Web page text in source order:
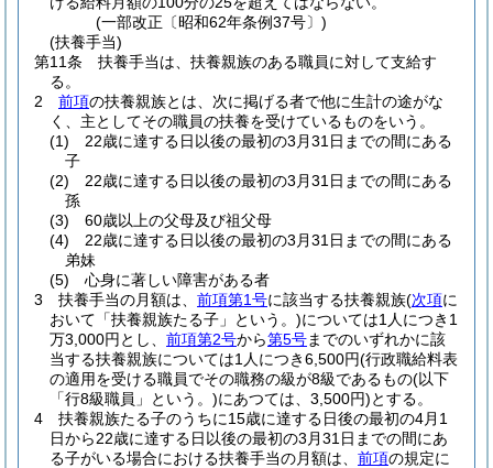
(一部改正〔昭和62年条例37号〕)
(扶養手当)
第11条
扶養手当は、扶養親族のある職員に対して支給す
る。
2
前項の扶養親族とは、次に掲げる者で他に生計の途がな
く、主としてその職員の扶養を受けているものをいう。
(1)
22歳に達する日以後の最初の3月31日までの間にある
子
(2)
22歳に達する日以後の最初の3月31日までの間にある
孫
(3)
60歳以上の父母及び祖父母
(4)
22歳に達する日以後の最初の3月31日までの間にある
弟妹
(5)
心身に著しい障害がある者
3
扶養手当の月額は、 前項第1号に該当する扶養親族(次項に
おいて「扶養親族たる子」という。)については1人につき1
万3,000円とし、 前項第2号から第5号までのいずれかに該
当する扶養親族については1人につき6,500円(行政職給料表
の適用を受ける職員でその職務の級が8級であるもの(以下
「行8級職員」という。)にあつては、3,500円)とする。
4
扶養親族たる子のうちに15歳に達する日後の最初の4月1
日から22歳に達する日以後の最初の3月31日までの間にあ
る子がいる場合における扶養手当の月額は、 前項の規定に